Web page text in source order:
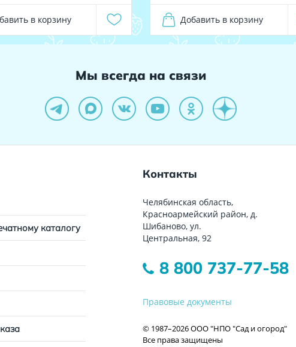
в корзину Добавить в корзину
Мы всегда на связи
каталогу
Контакты
Челябинская область,
Красноармейский район, д.
Шибаново, ул.
Центральная, 92
8 800 737-77-58
Правовые документы
© 1987–2026 ООО "НПО "Сад и огород"
Все права защищены